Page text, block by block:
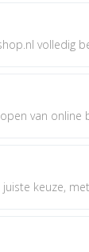
van online
keuze, met